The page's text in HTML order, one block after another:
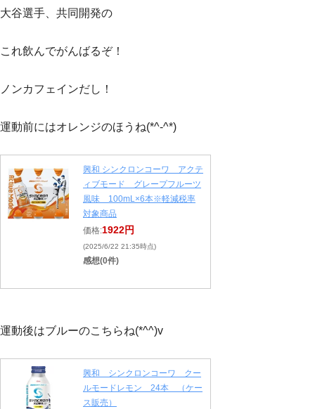
大谷選手、共同開発の
これ飲んでがんばるぞ！
ノンカフェインだし！
運動前にはオレンジのほうね(*^-^*)
興和 シンクロンコーワ アクテ
ィブモード グレープフルーツ
風味 100mL×6本※軽減税率
対象商品
価格:1922円
(2025/6/22 21:35時点)
感想(0件)
運動後はブルーのこちらね(*^^)v
興和 シンクロンコーワ クー
ルモードレモン 24本 （ケー
ス販売）